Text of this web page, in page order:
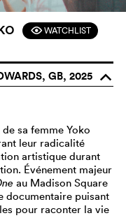
FWATCHLIST
GB, 2025 o
sa femme Yoko
leur radicalité
artistique durant
Événement majeur
au Madison Square
documentaire puisant
pour raconter la vie